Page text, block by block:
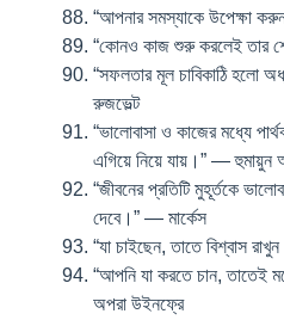
“আপনার সমস্যাকে উপেক্ষা
“কোনও কাজ শুরু করলেই তার
“সফলতার মূল চাবিকাঠি হলো
রুজভেল্ট
“ভালোবাসা ও কাজের মধ্যে
এগিয়ে নিয়ে যায়।” — হুমায়ুন
“জীবনের প্রতিটি মুহূর্তকে
দেবে।” — মার্কেস
“যা চাইছেন, তাতে বিশ্বাস
“আপনি যা করতে চান,
অপরা উইনফ্রে